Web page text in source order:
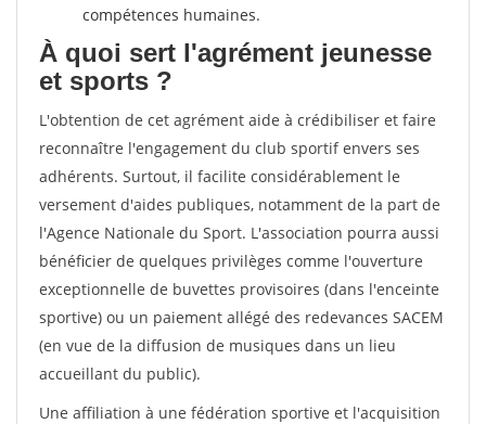
compétences humaines.
À quoi sert l'agrément jeunesse
et sports ?
L'obtention de cet agrément aide à crédibiliser et faire
reconnaître l'engagement du club sportif envers ses
adhérents. Surtout, il facilite considérablement le
versement d'aides publiques, notamment de la part de
l'Agence Nationale du Sport. L'association pourra aussi
bénéficier de quelques privilèges comme l'ouverture
exceptionnelle de buvettes provisoires (dans l'enceinte
sportive) ou un paiement allégé des redevances SACEM
(en vue de la diffusion de musiques dans un lieu
accueillant du public).
Une affiliation à une fédération sportive et l'acquisition